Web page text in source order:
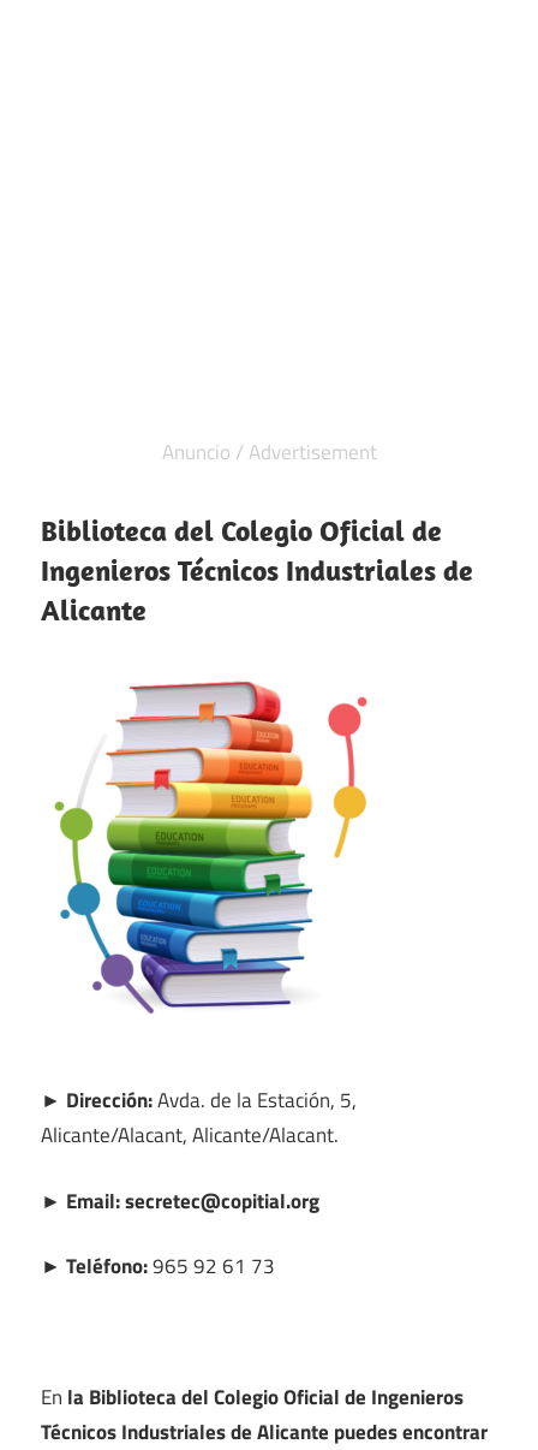
Biblioteca del Colegio Oficial de
Ingenieros Técnicos Industriales de
Alicante
► Dirección:Avda. de la Estación, 5,
Alicante/Alacant, Alicante/Alacant.
► Email: secretec@copitial.org
► Teléfono:965 92 61 73
En la Biblioteca del Colegio Oficial de Ingenieros
Técnicos Industriales de Alicante puedes encontrar